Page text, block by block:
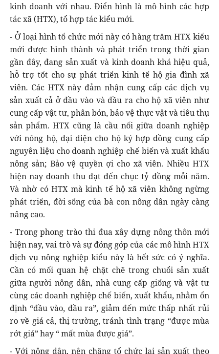
kinh doanh với nhau. Điển hình là mô hình các hợp
tác xã (HTX), tổ hợp tác kiểu mới.
- Ở loại hình tổ chức mới này có hàng trăm HTX kiểu
mới được hình thành và phát triển trong thời gian
gần đây, đang sản xuất và kinh doanh khá hiệu quả,
hỗ trợ tốt cho sự phát triển kinh tế hộ gia đình xã
viên. Các HTX này đảm nhận cung cấp các dịch vụ
sản xuất cả ở đầu vào và đầu ra cho hộ xã viên như
cung cấp vật tư, phân bón, bảo vệ thực vật và tiêu thụ
sản phẩm. HTX cũng là cầu nối giữa doanh nghiệp
với nông hộ, đại diện cho hộ ký hợp đồng cung cấp
nguyên liệu cho doanh nghiệp chế biến và xuất khẩu
nông sản; Bảo vệ quyền ợi cho xã viên. Nhiều HTX
hiện nay doanh thu đạt đến chục tỷ đồng mỗi năm.
Và nhờ có HTX mà kinh tế hộ xã viên không ngừng
phát triển, đời sống của bà con nông dân ngày càng
nâng cao.
- Trong phong trào thi đua xây dựng nông thôn mới
hiện nay, vai trò và sự đóng góp của các mô hình HTX
dịch vụ nông nghiệp kiểu này là hết sức có ý nghĩa.
Cần có mối quan hệ chặt chẽ trong chuổi sản xuất
giữa người nông dân, nhà cung cấp giống và vật tư
cùng các doanh nghiệp chế biến, xuất khẩu, nhằm ổn
định “đầu vào, đầu ra”, giảm đến mức thấp nhất rủi
ro về giá cả, thị trường, tránh tình trạng “được mùa
rớt giá” hay “ mất mùa được giá”.
- Với nông dân, nên chăng tổ chức lại sản xuất theo